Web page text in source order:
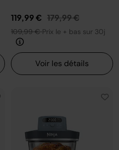
119,99 € Prix réduit de
179,99 €au
109,99 €Prix le + bas sur 30j
Voir les détails